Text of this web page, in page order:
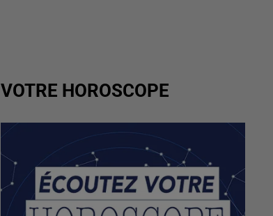
VOTRE HOROSCOPE